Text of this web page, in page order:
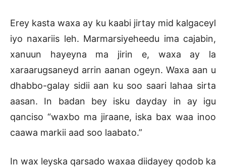
Erey kasta waxa ay ku kaabi jirtay mid kalgaceyl
iyo naxariis leh. Marmarsiyeheedu ima cajabin,
xanuun hayeyna ma jirin e, waxa ay la
xaraarugsaneyd arrin aanan ogeyn. Waxa aan u
dhabbo-galay sidii aan ku soo saari lahaa sirta
aasan. In badan bey isku dayday in ay igu
qanciso “waxbo ma jiraane, iska bax waa inoo
caawa markii aad soo laabato.”
In wax leyska qarsado waxaa diidayey qodob ka